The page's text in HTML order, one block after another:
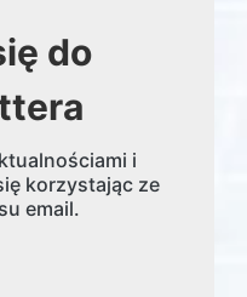
do
i
korzystając ze
email.